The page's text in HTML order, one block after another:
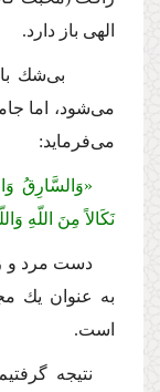
الهى باز دارد.
بى‌شك با
مى‌شود، اما
مى‌فرماید:
«وَالسَّارِقُ
نَكَالاً مِنَ اللّهِ
دست مرد و
به عنوان یك
است.
نتیجه